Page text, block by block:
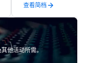
查看简档
他活动所需。